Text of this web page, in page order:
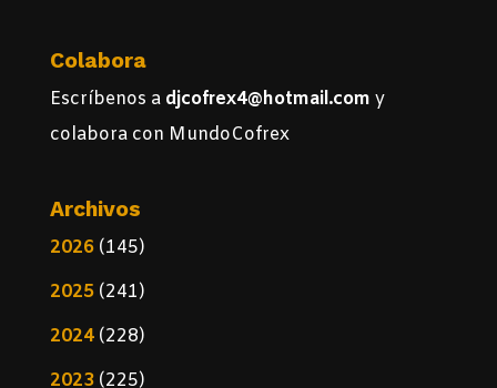
Colabora
Escríbenos a djcofrex4@hotmail.com y
colabora con MundoCofrex
Archivos
2026(145)
2025(241)
2024(228)
2023(225)